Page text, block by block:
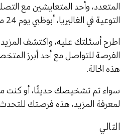
المتعدد، وأحد المتعايشين مع
التوعية في الغاليريا، أبوظبي يوم 24 مايو.
اطرح أسئلتك عليه، واكتشف
الفرصة للتواصل مع أحد أبرز
هذه الحالة.
سواء تم تشخيصك حديثًا، أو كنت
لمعرفة المزيد، هذه فرصتك
التالي